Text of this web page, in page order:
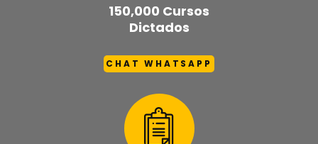
150,000 Cursos
Dictados
CHAT WHATSAPP